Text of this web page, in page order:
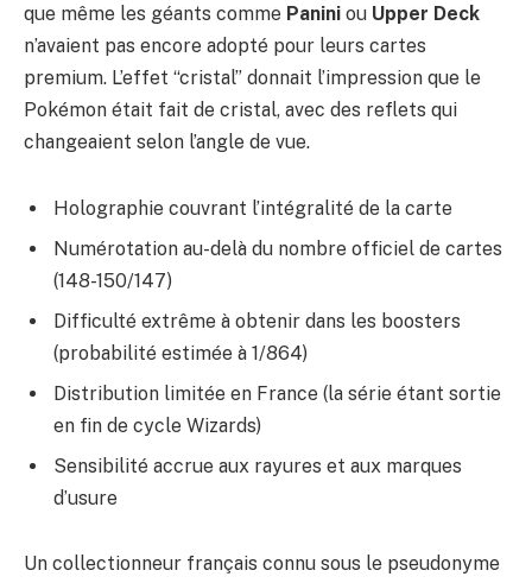
que même les géants comme Panini ou Upper Deck
n’avaient pas encore adopté pour leurs cartes
premium. L’effet “cristal” donnait l’impression que le
Pokémon était fait de cristal, avec des reflets qui
changeaient selon l’angle de vue.
Holographie couvrant l’intégralité de la carte
Numérotation au-delà du nombre officiel de cartes
(148-150/147)
Difficulté extrême à obtenir dans les boosters
(probabilité estimée à 1/864)
Distribution limitée en France (la série étant sortie
en fin de cycle Wizards)
Sensibilité accrue aux rayures et aux marques
d’usure
Un collectionneur français connu sous le pseudonyme